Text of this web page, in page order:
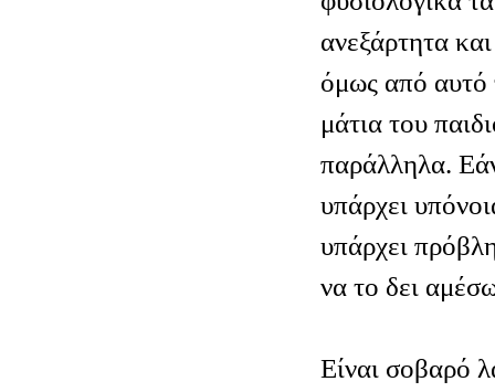
ανεξάρτητα
όμως από αυτό
μάτια του
παράλληλα.
υπάρχει
υπάρχει
να το δει
Είναι σοβαρό